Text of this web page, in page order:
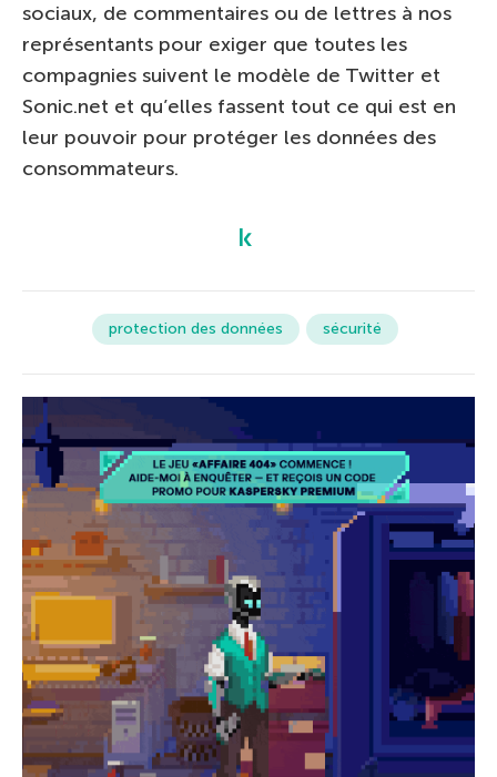
sociaux, de commentaires ou de lettres à nos
représentants pour exiger que toutes les
compagnies suivent le modèle de Twitter et
Sonic.net et qu’elles fassent tout ce qui est en
leur pouvoir pour protéger les données des
consommateurs.
protection des données sécurité